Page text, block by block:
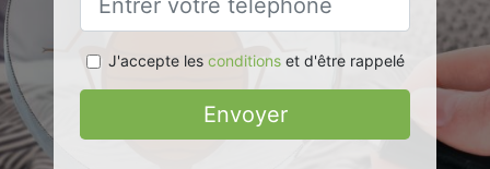
J'accepte les conditionset d'être rappelé
Envoyer